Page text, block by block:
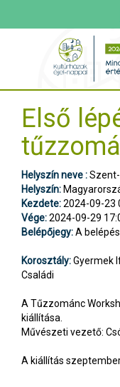
Első
Helyszín neve :
Helyszín:
Kezdete:2024-09-23
Vége:2024-09-29
Belépőjegy:A
Korosztály:Gyermek
Családi
A Tűzzománc
kiállítása.
Művészeti vezető:
A kiállítás